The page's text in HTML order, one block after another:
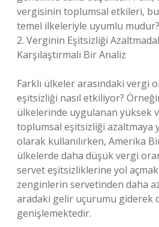
vergisinin toplumsal etkileri,
temel ilkeleriyle uyumlu mudur?
2. Verginin Eşitsizliği
Karşılaştırmalı Bir Analiz
Farklı ülkeler arasındaki vergi
eşitsizliği nasıl etkiliyor?
ülkelerinde uygulanan yüksek
toplumsal eşitsizliği azaltmaya
olarak kullanılırken, Amerika
ülkelerde daha düşük vergi
servet eşitsizliklerine yol
zenginlerin servetinden daha az
aradaki gelir uçurumu giderek
genişlemektedir.